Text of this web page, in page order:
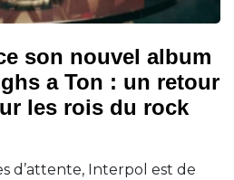
son nouvel album
a Ton : un retour
les rois du rock
d’attente, Interpol est de